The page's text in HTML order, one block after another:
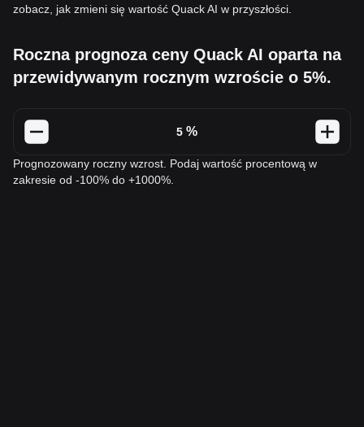
zobacz, jak zmieni się wartość Quack AI w przyszłości.
Roczna prognoza ceny Quack AI oparta na
przewidywanym rocznym wzroście o 5%.
%
Prognozowany roczny wzrost. Podaj wartość procentową w
zakresie od -100% do +1000%.